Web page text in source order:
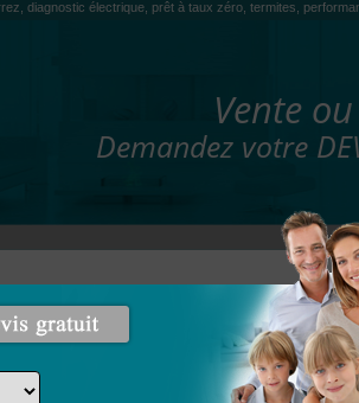
diagnostic électrique, prêt à taux zéro, termites,
Vente
Demandez votre